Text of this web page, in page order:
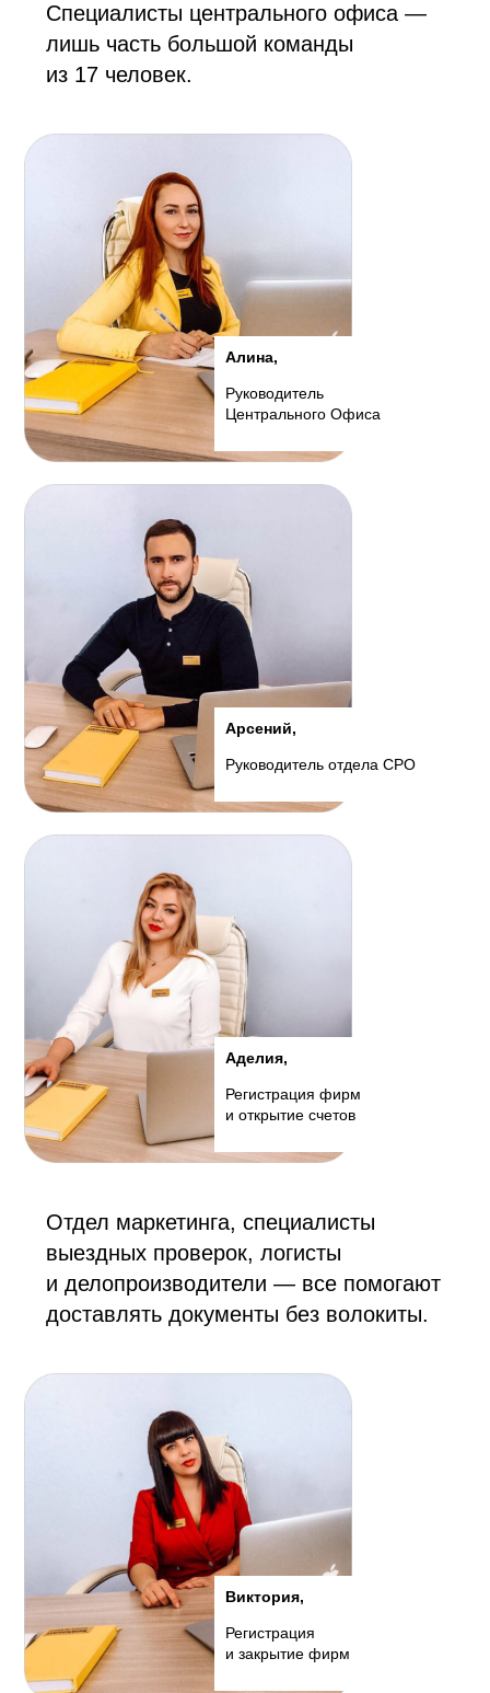
Специалисты центрального офиса —
лишь часть большой команды
из 17 человек.
Алина,
Руководитель
Центрального Офиса
Арсений,
Руководитель отдела СРО
Аделия,
Регистрация фирм
и открытие счетов
Отдел маркетинга, специалисты
выездных проверок, логисты
и делопроизводители — все помогают
доставлять документы без волокиты.
Виктория,
Регистрация
и закрытие фирм